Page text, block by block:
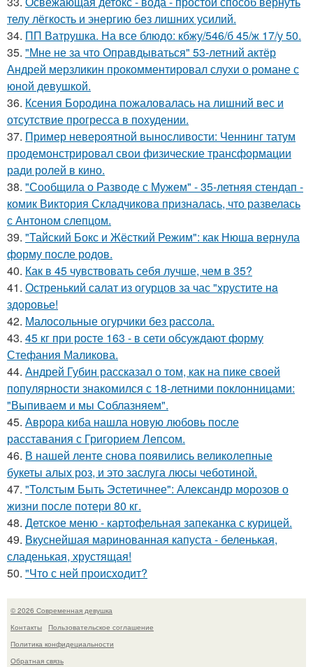
телу лёгкость и энергию без лишних усилий.
34. ПП Ватрушка. На все блюдо: кбжу/546/б 45/ж 17/у 50.
35. "Мне не за что Оправдываться" 53-летний актёр
Андрей мерзликин прокомментировал слухи о романе с
юной девушкой.
36. Ксения Бородина пожаловалась на лишний вес и
отсутствие прогресса в похудении.
37. Пример невероятной выносливости: Ченнинг татум
продемонстрировал свои физические трансформации
ради ролей в кино.
38. "Сообщила о Разводе с Мужем" - 35-летняя стендап -
комик Виктория Складчикова призналась, что развелась
с Антоном слепцом.
39. "Тайский Бокс и Жёсткий Режим": как Нюша вернула
форму после родов.
40. Как в 45 чувствовать себя лучше, чем в 35?
41. Остренький салат из огурцов за час "хрустите нa
здоровье!
42. Малосольные огурчики без рассола.
43. 45 кг при росте 163 - в сети обсуждают форму
Стефания Маликова.
44. Андрей Губин рассказал о том, как на пике своей
популярности знакомился с 18-летними поклонницами:
"Выпиваем и мы Соблазняем".
45. Аврора киба нашла новую любовь после
расставания с Григорием Лепсом.
46. В нашей ленте снова появились великолепные
букеты алых роз, и это заслуга люсы чеботиной.
47. "Толстым Быть Эстетичнее": Александр морозов о
жизни после потери 80 кг.
48. Детское меню - картофельная запеканка с курицей.
49. Вкуснейшая маринованная капуста - беленькая,
сладенькая, хрустящая!
50. "Что с ней происходит?
© 2026 Современная девушка
Контакты
Пользовательское соглашение
Политика конфидециальности
Обратная связь